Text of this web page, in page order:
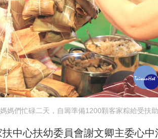
媽們忙碌二天，自籌準備1200顆客家粽給受扶助
中心扶幼委員會謝文卿主委心